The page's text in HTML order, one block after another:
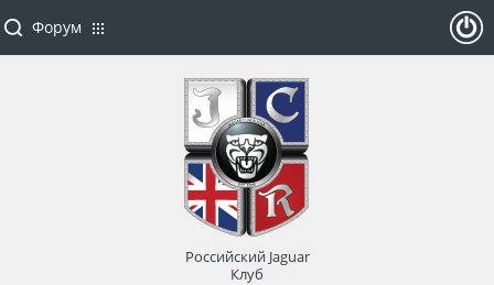
Форум
Российский Jaguar
Клуб